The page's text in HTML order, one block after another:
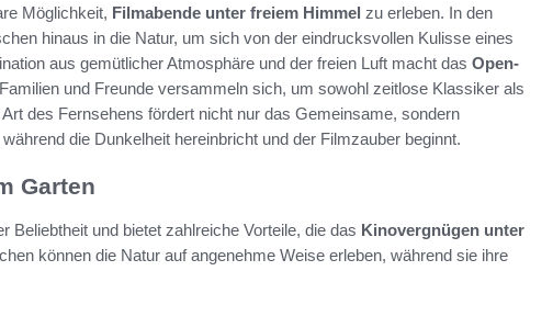
Möglichkeit, Filmabende unter freiem Himmel zu erleben. In den
hinaus in die Natur, um sich von der eindrucksvollen Kulisse eines
aus gemütlicher Atmosphäre und der freien Luft macht das Open-
und Freunde versammeln sich, um sowohl zeitlose Klassiker als
des Fernsehens fördert nicht nur das Gemeinsame, sondern
die Dunkelheit hereinbricht und der Filmzauber beginnt.
Garten
Beliebtheit und bietet zahlreiche Vorteile, die das Kinovergnügen unter
können die Natur auf angenehme Weise erleben, während sie ihre